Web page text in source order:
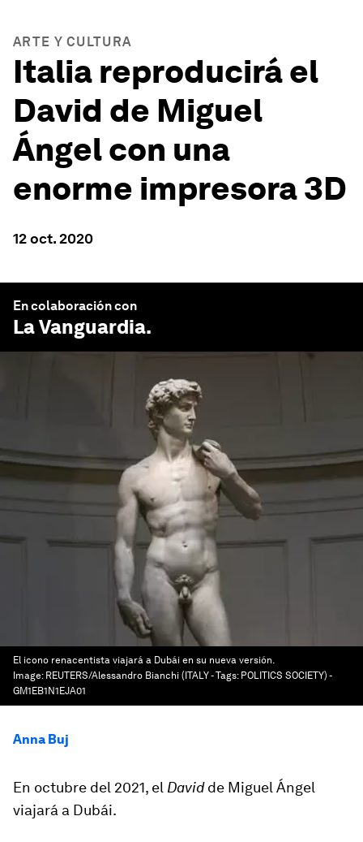
ARTE Y CULTURA
Italia reproducirá el
David de Miguel
Ángel con una
enorme impresora 3D
12 oct. 2020
En colaboración con
La Vanguardia.
El icono renacentista viajará a Dubái en su nueva versión.
Image: REUTERS/Alessandro Bianchi (ITALY - Tags: POLITICS SOCIETY) -
GM1EB1N1EJA01
Anna Buj
En octubre del 2021, el Davidde Miguel Ángel
viajará a Dubái.